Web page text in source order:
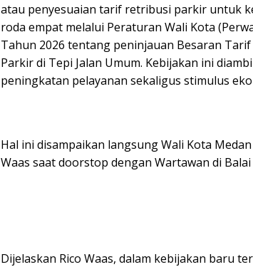
atau penyesuaian tarif retribusi parkir untuk
roda empat melalui Peraturan Wali Kota
Tahun 2026 tentang peninjauan Besaran
Parkir di Tepi Jalan Umum. Kebijakan ini
peningkatan pelayanan sekaligus stimulus
Hal ini disampaikan langsung Wali Kota
Waas saat doorstop dengan Wartawan di Balai
Dijelaskan Rico Waas, dalam kebijakan baru